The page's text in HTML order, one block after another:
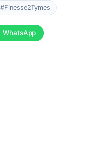
#Finesse2Tymes
WhatsApp